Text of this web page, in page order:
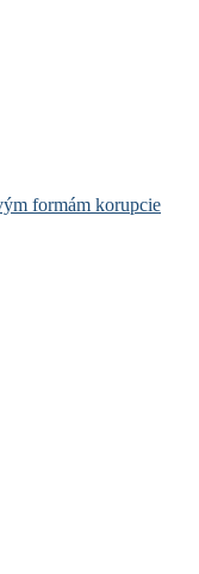
formám korupcie